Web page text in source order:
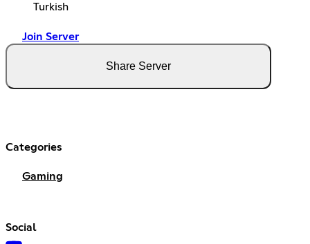
Turkish
Join Server
Share Server
Categories
Gaming
Social